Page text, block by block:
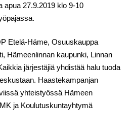
apua 27.9.2019 klo 9-10
Etelä-Häme, Osuuskauppa
Hämeenlinnan kaupunki, Linnan
järjestäjiä yhdistää halu tuoda
Haastekampanjan
yhteistyössä Hämeen
ja Koulutuskuntayhtymä